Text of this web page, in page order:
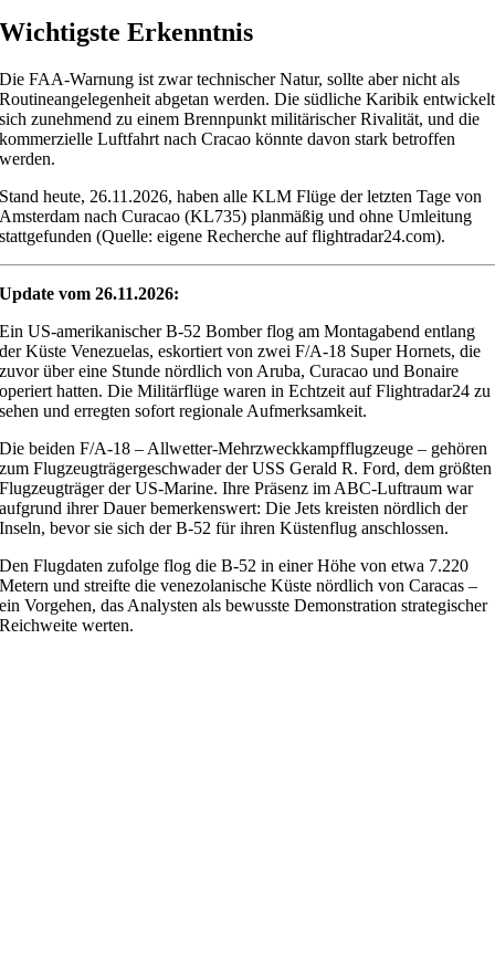
Wichtigste Erkenntnis
Die FAA-Warnung ist zwar technischer Natur, sollte aber nicht als
Routineangelegenheit abgetan werden. Die südliche Karibik entwickelt
sich zunehmend zu einem Brennpunkt militärischer Rivalität, und die
kommerzielle Luftfahrt nach Cracao könnte davon stark betroffen
werden.
Stand heute, 26.11.2026, haben alle KLM Flüge der letzten Tage von
Amsterdam nach Curacao (KL735) planmäßig und ohne Umleitung
stattgefunden (Quelle: eigene Recherche auf flightradar24.com).
Update vom 26.11.2026:
Ein US-amerikanischer B-52 Bomber flog am Montagabend entlang
der Küste Venezuelas, eskortiert von zwei F/A-18 Super Hornets, die
zuvor über eine Stunde nördlich von Aruba, Curacao und Bonaire
operiert hatten. Die Militärflüge waren in Echtzeit auf Flightradar24 zu
sehen und erregten sofort regionale Aufmerksamkeit.
Die beiden F/A-18 – Allwetter-Mehrzweckkampfflugzeuge – gehören
zum Flugzeugträgergeschwader der USS Gerald R. Ford, dem größten
Flugzeugträger der US-Marine. Ihre Präsenz im ABC-Luftraum war
aufgrund ihrer Dauer bemerkenswert: Die Jets kreisten nördlich der
Inseln, bevor sie sich der B-52 für ihren Küstenflug anschlossen.
Den Flugdaten zufolge flog die B-52 in einer Höhe von etwa 7.220
Metern und streifte die venezolanische Küste nördlich von Caracas –
ein Vorgehen, das Analysten als bewusste Demonstration strategischer
Reichweite werten.